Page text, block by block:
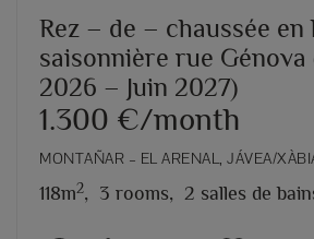
Rez – de – chaussée
saisonnière rue Génova
2026 – Juin 2027)
1.300 €/month
MONTAÑAR – EL ARENAL, JÁVEA/
118m2, 3 rooms, 2 salles de